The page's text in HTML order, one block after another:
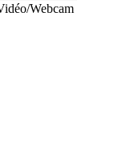
Webcam